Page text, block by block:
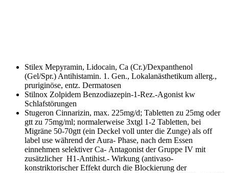
Stilex Mepyramin, Lidocain, Ca (Cr.)/Dexpanthenol
(Gel/Spr.) Antihistamin. 1. Gen., Lokalanästhetikum allerg.,
pruriginöse, entz. Dermatosen
Stilnox Zolpidem Benzodiazepin-1-Rez.-Agonist kw
Schlafstörungen
Stugeron Cinnarizin, max. 225mg/d; Tabletten zu 25mg oder
gtt zu 75mg/ml; normalerweise 3xtgl 1-2 Tabletten, bei
Migräne 50-70gtt (ein Deckel voll unter die Zunge) als off
label use während der Aura- Phase, nach dem Essen
einnehmen selektiver Ca- Antagonist der Gruppe IV mit
zusätzlicher H1-Antihist.- Wirkung (antivaso-
konstriktorischer Effekt durch die Blockierung der